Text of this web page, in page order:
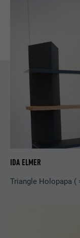
IDA ELMER
Triangle Holopapa (